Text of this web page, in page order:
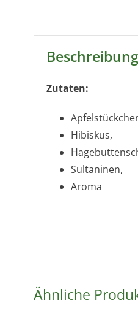
Beschreibung
Zutaten:
Hibiskus,
Sultaninen,
Aroma
Ähnliche